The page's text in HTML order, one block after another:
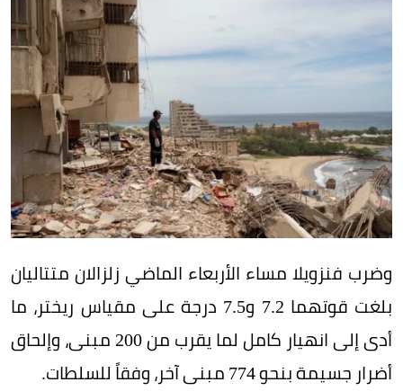
وضرب فنزويلا مساء الأربعاء الماضي زلزالان متتاليان
بلغت قوتهما 7.2 و7.5 درجة على مقياس ريختر، ما
أدى إلى انهيار كامل لما يقرب من 200 مبنى، وإلحاق
أضرار جسيمة بنحو 774 مبنى آخر، وفقاً للسلطات.